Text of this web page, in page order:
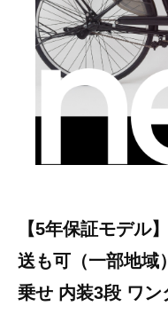
【5年保証モデ
送も可（一部地域
乗せ 内装3段 ワ